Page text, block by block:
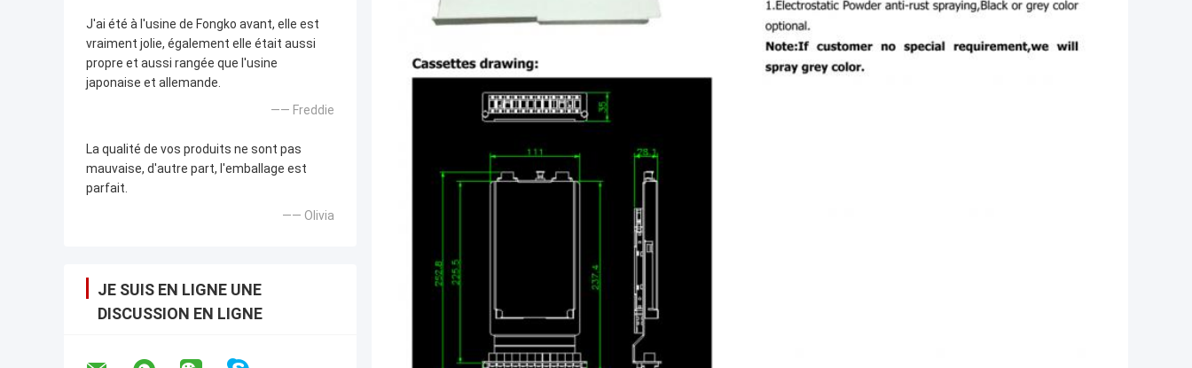
J'ai été à l'usine de Fongko avant, elle est
vraiment jolie, également elle était aussi
propre et aussi rangée que l'usine
japonaise et allemande.
—— Freddie
La qualité de vos produits ne sont pas
mauvaise, d'autre part, l'emballage est
parfait.
—— Olivia
JE SUIS EN LIGNE UNE
DISCUSSION EN LIGNE